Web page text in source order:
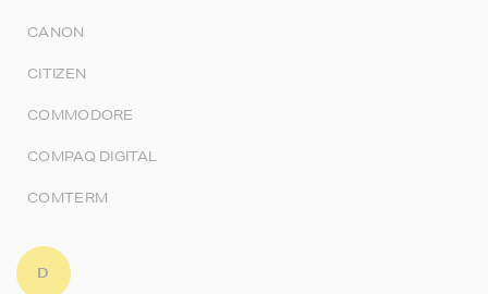
CANON
CITIZEN
COMMODORE
COMPAQ DIGITAL
COMTERM
D